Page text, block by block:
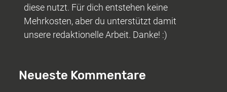
diese nutzt. Für dich entstehen keine
Mehrkosten, aber du unterstützt damit
unsere redaktionelle Arbeit. Danke! :)
Neueste Kommentare